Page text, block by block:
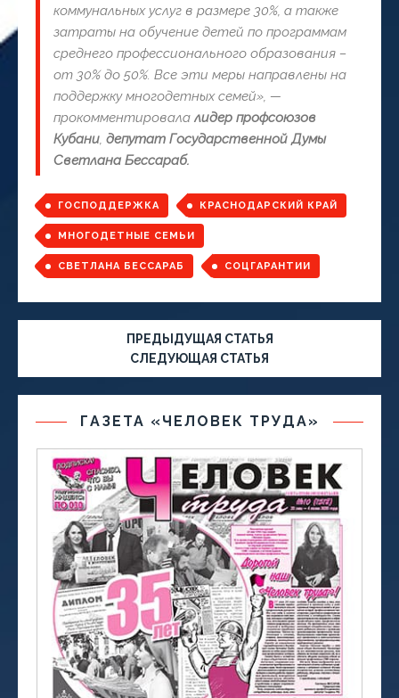
коммунальных услуг в размере 30%, а также
затраты на обучение детей по программам
среднего профессионального образования –
от 30% до 50%. Все эти меры направлены на
поддержку многодетных семей», —
прокомментировала лидер профсоюзов
Кубани, депутат Государственной Думы
Светлана Бессараб.
ГОСПОДДЕРЖКА КРАСНОДАРСКИЙ КРАЙ
МНОГОДЕТНЫЕ СЕМЬИ
СВЕТЛАНА БЕССАРАБ СОЦГАРАНТИИ
ПРЕДЫДУЩАЯ СТАТЬЯ
СЛЕДУЮЩАЯ СТАТЬЯ
ГАЗЕТА «ЧЕЛОВЕК ТРУДА»